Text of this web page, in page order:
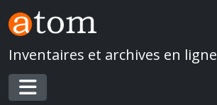
Skip to main content
Inventaires et archives en ligne